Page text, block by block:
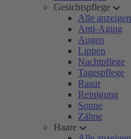
Gesichtspflege
Alle anzeigen
Anti-Aging
Augen
Lippen
Nachtpflege
Tagespflege
Rasur
Reinigung
Sonne
Zähne
Haare